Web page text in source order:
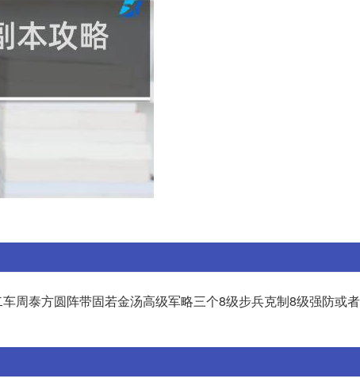
周泰方圆阵带固若金汤高级军略三个8级步兵克制8级强防或